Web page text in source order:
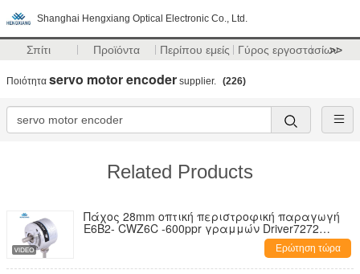
Shanghai Hengxiang Optical Electronic Co., Ltd.
Σπίτι Προϊόντα Περίπου εμείς Γύρος εργοστασίων
>>
Ποιότητα servo motor encoder supplier. (226)
Related Products
Πάχος 28mm οπτική περιστροφική παραγωγή
E6B2- CWZ6C -600ppr γραμμών Driver7272
Ερώτηση τώρα